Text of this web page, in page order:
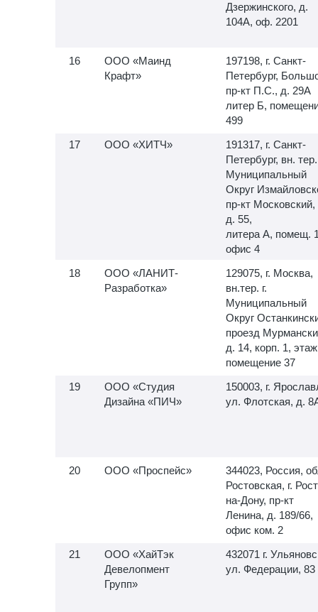
Дзержинского, д.
104А, оф. 2201
ООО «Маинд
Крафт»
197198, г. Санкт-
Петербург,
пр-кт П.С., д. 29А
литер Б,
499
ООО «ХИТЧ»
191317, г. Санкт-
Петербург, вн. тер.
Муниципальный
Округ
пр-кт Московский,
д. 55,
литера А, помещ.
офис 4
ООО «ЛАНИТ-
Разработка»
129075, г. Москва,
вн.тер. г.
Муниципальный
Округ
проезд
д. 14, корп. 1,
помещение 37
ООО «Студия
Дизайна «ПИЧ»
150003, г.
ул. Флотская, д.
ООО «Проспейс»
344023, Россия,
Ростовская, г.
на-Дону, пр-кт
Ленина, д. 189/66,
офис ком. 2
ООО «ХайТэк
Девелопмент
Групп»
432071 г.
ул. Федерации, 83